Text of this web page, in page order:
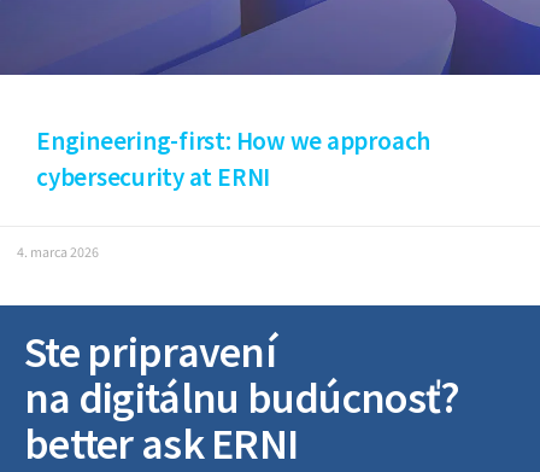
Engineering-first: How we approach
cybersecurity at ERNI
4. marca 2026
Ste pripravení
na digitálnu budúcnosť?
better ask ERNI